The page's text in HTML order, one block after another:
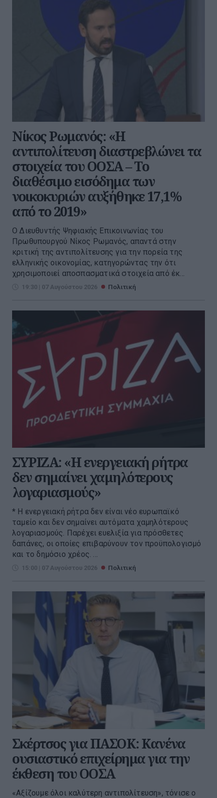
Νίκος Ρωμανός: «Η
αντιπολίτευση διαστρεβλώνει τα
στοιχεία του ΟΟΣΑ – Το
διαθέσιμο εισόδημα των
νοικοκυριών αυξήθηκε 17,1%
από το 2019»
Ο Διευθυντής Ψηφιακής Επικοινωνίας του
Πρωθυπουργού Νίκος Ρωμανός, απαντά στην
κριτική της αντιπολίτευσης για την πορεία της
ελληνικής οικονομίας, κατηγορώντας την ότι
χρησιμοποιεί αποσπασματικά στοιχεία από έκ...
19:30 | 07 Αυγούστου 2026 Πολιτική
ΣΥΡΙΖΑ: «Η ενεργειακή ρήτρα
δεν σημαίνει χαμηλότερους
λογαριασμούς»
* Η ενεργειακή ρήτρα δεν είναι νέο ευρωπαϊκό
ταμείο και δεν σημαίνει αυτόματα χαμηλότερους
λογαριασμούς. Παρέχει ευελιξία για πρόσθετες
δαπάνες, οι οποίες επιβαρύνουν τον προϋπολογισμό
και το δημόσιο χρέος. ...
15:00 | 07 Αυγούστου 2026 Πολιτική
Σκέρτσος για ΠΑΣΟΚ: Κανένα
ουσιαστικό επιχείρημα για την
έκθεση του ΟΟΣΑ
«Αξίζουμε όλοι καλύτερη αντιπολίτευση», τόνισε ο